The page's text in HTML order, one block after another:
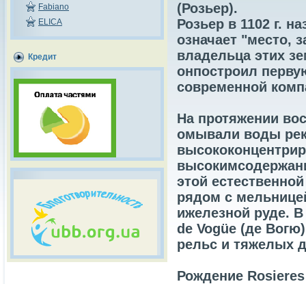
Fabiano
ELICA
Кредит
(Розьер).
Розьер в 1102 г.
означает "место,
владельца этих
онпостроил
современной
На протяжении
омывали воды
этой
рядом с
ижелезной руде.
de Vogüe (де
рельс и тяжелых
Рождение